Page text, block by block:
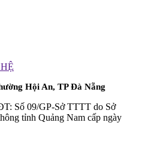
Hội An, TP Đà Nẵng
Số 09/GP-Sở TTTT do Sở
tỉnh Quảng Nam cấp ngày